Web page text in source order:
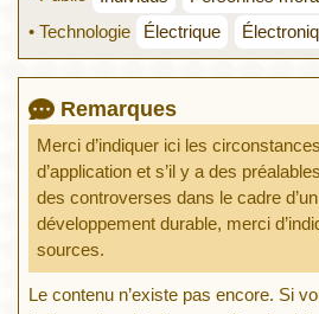
• Technologie
Électrique
Remarques
Merci d’indiquer ici les
d’application et s’il y a des
des controverses dans le cadre
développement durable, merci
sources.
Le contenu n’existe pas encore. Si